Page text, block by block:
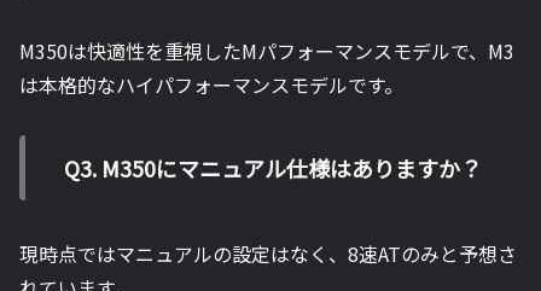
M350は快適性を重視したMパフォーマンスモデルで、M3
は本格的なハイパフォーマンスモデルです。
Q3. M350にマニュアル仕様はありますか？
現時点ではマニュアルの設定はなく、8速ATのみと予想さ